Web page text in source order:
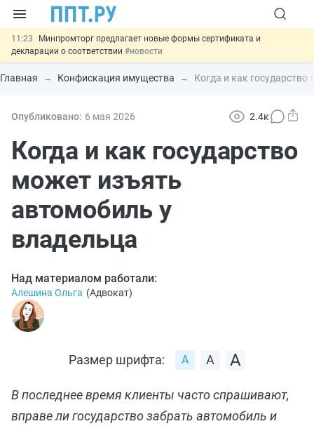
11:23
Минпромторг предлагает новые формы сертификата и
декларации о соответствии #новости
10:09 Риск атак БПЛА можно учитывать при оценке профрисков
#новости
05.08 Обновили сообщения НПФ о договорах НПО и долгосрочных
05.08
#новости
Главная Конфискация имущества Когда и как
Опубликовано: 6 мая 2026 2.4к
Когда и как государство
может изъять
автомобиль у
владельца
Над материалом работали:
Алешина Ольга (Адвокат)
Размер шрифта:
В последнее время клиенты часто спрашивают,
вправе ли государство забрать автомобиль и